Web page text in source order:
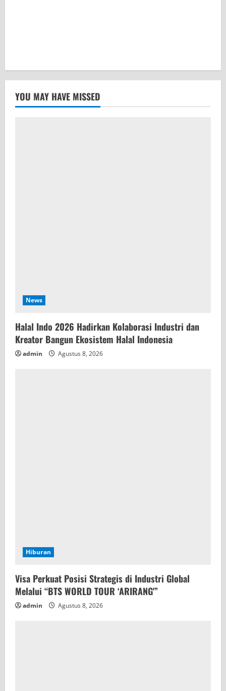
YOU MAY HAVE MISSED
News
Halal Indo 2026 Hadirkan Kolaborasi Industri dan
Kreator Bangun Ekosistem Halal Indonesia
admin Agustus 8, 2026
Hiburan
Visa Perkuat Posisi Strategis di Industri Global
Melalui “BTS WORLD TOUR ‘ARIRANG'”
admin Agustus 8, 2026